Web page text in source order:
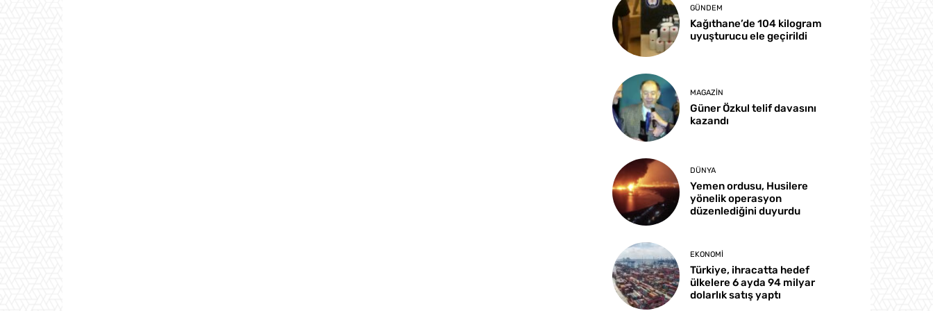
GÜNDEM
Kağıthane’de 104 kilogram
uyuşturucu ele geçirildi
MAGAZIN
Güner Özkul telif davasını
kazandı
DÜNYA
Yemen ordusu, Husilere
yönelik operasyon
düzenlediğini duyurdu
EKONOMI
Türkiye, ihracatta hedef
ülkelere 6 ayda 94 milyar
dolarlık satış yaptı